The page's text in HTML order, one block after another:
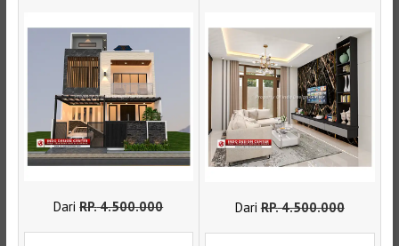
DariRP.4.500.000 DariRP.4.500.000